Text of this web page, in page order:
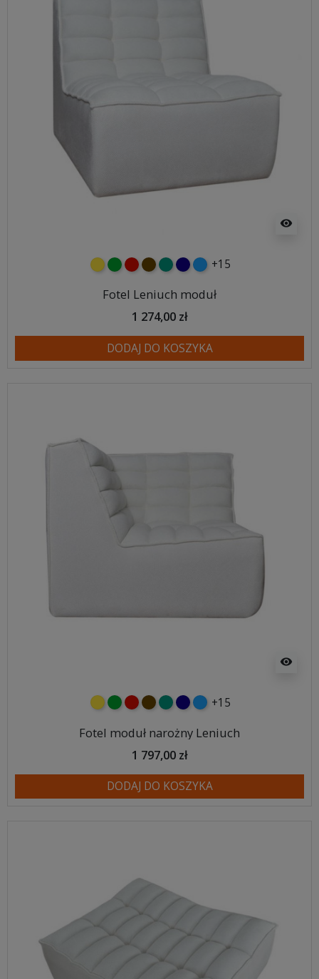
visibility
żółtyzielonyczerwony
czekoladowy
turkusowy
granatowy
niebieski
+15
Fotel Leniuch moduł
1 274,00 zł
DODAJ DO KOSZYKA
visibility
żółtyzielonyczerwony
czekoladowy
turkusowy
granatowy
niebieski
+15
Fotel moduł narożny Leniuch
1 797,00 zł
DODAJ DO KOSZYKA